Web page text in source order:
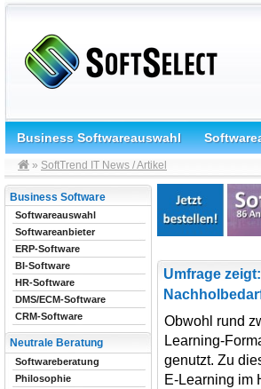
Business Softwareauswahl
» SoftTrend IT News / Artikel
Umfrage
Obwohl rund
Learning-
genutzt. Zu
E-Learning im
Business Software
Softwareauswahl
Softwareanbieter
ERP-Software
BI-Software
HR-Software
DMS/ECM-Software
CRM-Software
Neutrale Beratung
Softwareberatung
Philosophie